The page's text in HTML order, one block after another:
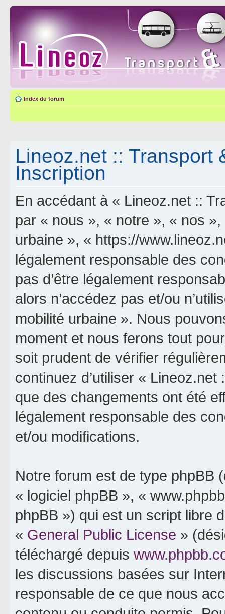
Index du forum
Lineoz.net :: Transport
Inscription
En accédant à « Lineoz.net ::
par « nous », « notre », « nos
urbaine », « https://
légalement responsable des
pas d’être légalement
alors n’accédez pas et/ou
mobilité urbaine ». Nous
moment et nous ferons tout
soit prudent de vérifier
continuez d’utiliser «
que des changements ont été
légalement responsable des
et/ou modifications.
Notre forum est de type phpBB
« logiciel phpBB », «
phpBB ») qui est un script libre
« General Public License »
téléchargé depuis
les discussions basées sur
responsable de ce que nous